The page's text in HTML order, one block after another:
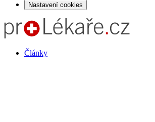
Nastavení cookies
Články